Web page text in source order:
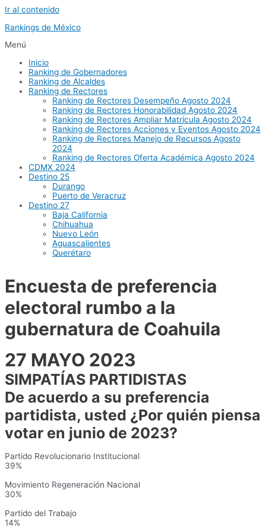
Ir al contenido
Rankings de México
Menú
Inicio
Ranking de Gobernadores
Ranking de Alcaldes
Ranking de Rectores
Ranking de Rectores Desempeño Agosto 2024
Ranking de Rectores Honorabilidad Agosto 2024
Ranking de Rectores Ampliar Matrícula Agosto 2024
Ranking de Rectores Acciones y Eventos Agosto 2024
Ranking de Rectores Manejo de Recursos Agosto
2024
Ranking de Rectores Oferta Académica Agosto 2024
CDMX 2024
Destino 25
Durango
Puerto de Veracruz
Destino 27
Baja California
Chihuahua
Nuevo León
Aguascalientes
Querétaro
Encuesta de preferencia
electoral rumbo a la
gubernatura de Coahuila
27 MAYO 2023
SIMPATÍAS PARTIDISTAS
De acuerdo a su preferencia
partidista, usted ¿Por quién piensa
votar en junio de 2023?
Partido Revolucionario Institucional
39%
Movimiento Regeneración Nacional
30%
Partido del Trabajo
14%